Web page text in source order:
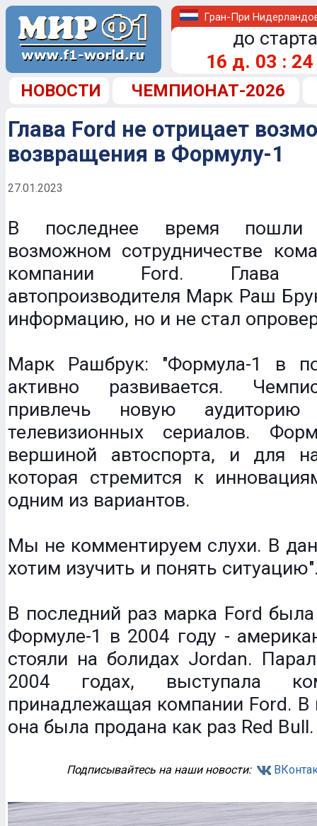
Гран-При
до
16 д. 03 : 24
НОВОСТИ ЧЕМПИОНАТ-2026
Глава Ford не отрицает
возвращения в Формулу-1
27.01.2023
В последнее время пошли
возможном сотрудничестве
компании Ford. Глава
автопроизводителя Марк Раш
информацию, но и не стал
Марк Рашбрук: "Формула-1 в
активно развивается.
привлечь новую
телевизионных сериалов.
вершиной автоспорта, и для
которая стремится к
одним из вариантов.
Мы не комментируем слухи. В
хотим изучить и понять
В последний раз марка Ford
Формуле-1 в 2004 году -
стояли на болидах Jordan.
2004 годах, выступала
принадлежащая компании Ford. В
она была продана как раз Red Bull.
Подписывайтесь на наши новости: